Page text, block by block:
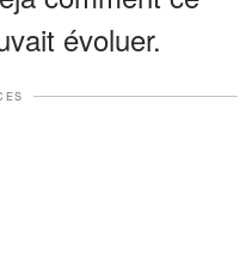
évoluer.